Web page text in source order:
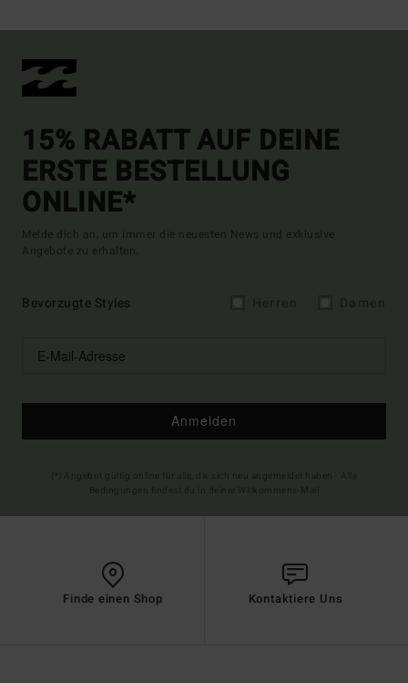
15% RABATT AUF DEINE
ERSTE BESTELLUNG
ONLINE*
Melde dich an, um immer die neuesten News und exklusive
Angebote zu erhalten.
Bevorzugte Styles
Anmelden
Finde einen Shop Kontaktiere Uns